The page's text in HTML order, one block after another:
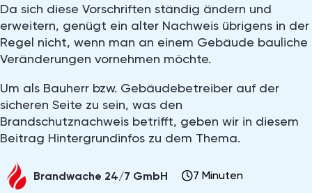
Da sich diese Vorschriften ständig ändern und
erweitern, genügt ein alter Nachweis übrigens in der
Regel nicht, wenn man an einem Gebäude bauliche
Veränderungen vornehmen möchte.
Um als Bauherr bzw. Gebäudebetreiber auf der
sicheren Seite zu sein, was den
Brandschutznachweis betrifft, geben wir in diesem
Beitrag Hintergrundinfos zu dem Thema.
Brandwache 24/7 GmbH
7 Minuten